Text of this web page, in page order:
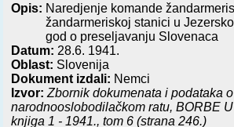
Opis: Naredjenje komande
žandarmeriskoj stanici u
god o preseljavanju Slovenaca
Datum: 28.6. 1941.
Oblast: Slovenija
Dokument izdali: Nemci
Izvor: Zbornik dokumenata i podataka o
narodnooslobodilačkom ratu,BORBE
knjiga 1 - 1941., tom 6 (strana 246.)